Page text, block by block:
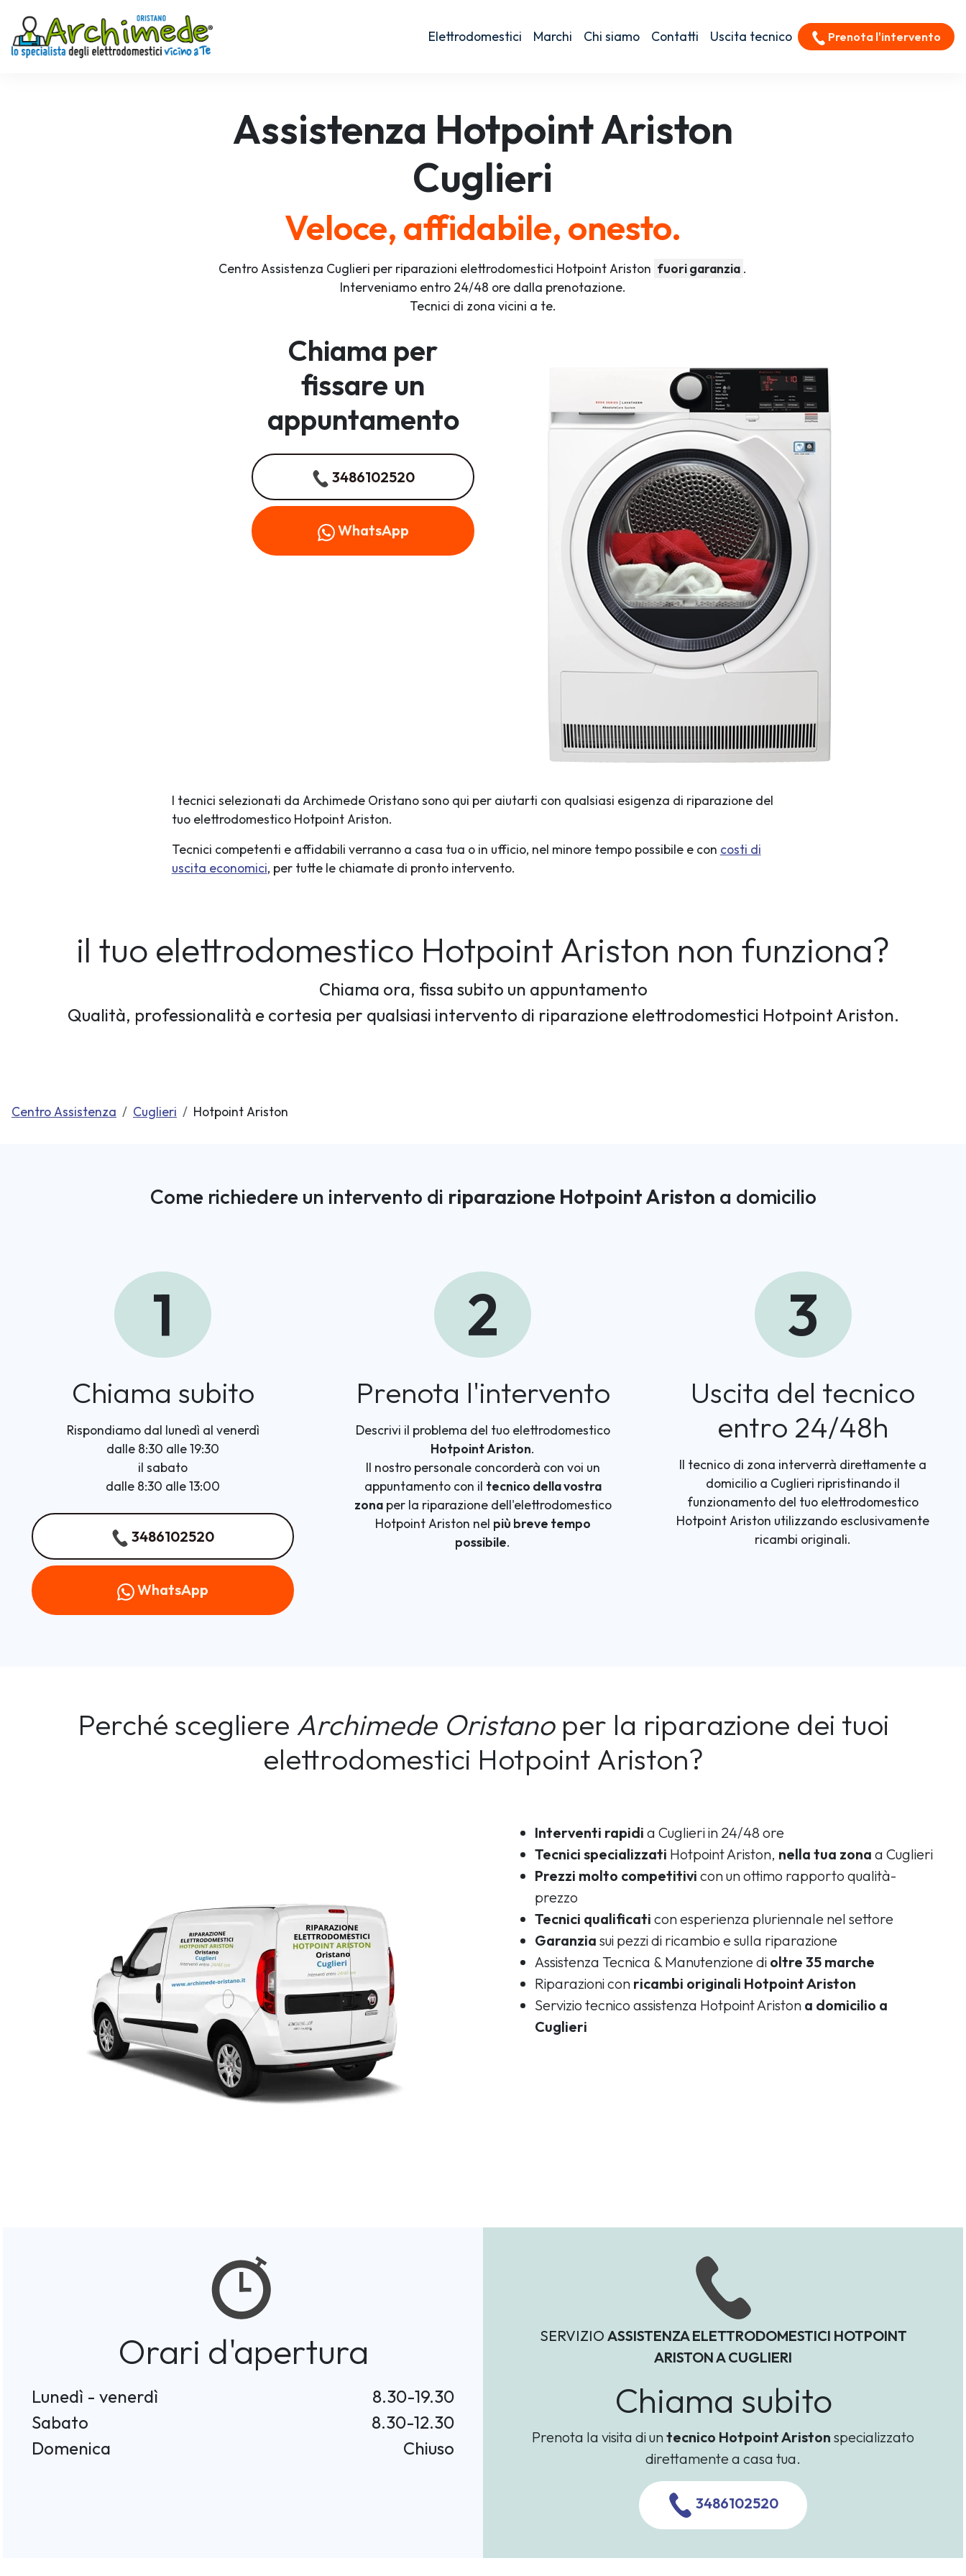
Elettrodomestici Marchi Chi siamo Contatti Uscita tecnico Prenota l'intervento
Assistenza Hotpoint Ariston
Cuglieri
Veloce, affidabile, onesto.
Centro Assistenza Cuglieri per riparazioni elettrodomestici Hotpoint Ariston fuori garanzia .
Interveniamo entro 24/48 ore dalla prenotazione.
Tecnici di zona vicini a te.
Chiama per
fissare un
appuntamento
3486102520
WhatsApp
I tecnici selezionati da Archimede Oristano sono qui per aiutarti con qualsiasi esigenza di riparazione del
tuo elettrodomestico Hotpoint Ariston.
Tecnici competenti e affidabili verranno a casa tua o in ufficio, nel minore tempo possibile e con costi di
uscita economici, per tutte le chiamate di pronto intervento.
il tuo elettrodomestico Hotpoint Ariston non funziona?
Chiama ora, fissa subito un appuntamento
Qualità, professionalità e cortesia per qualsiasi intervento di riparazione elettrodomestici Hotpoint Ariston.
Centro Assistenza Cuglieri Hotpoint Ariston
Come richiedere un intervento di riparazione Hotpoint Ariston a domicilio
1
Chiama subito
Rispondiamo dal lunedì al venerdì
dalle 8:30 alle 19:30
il sabato
dalle 8:30 alle 13:00
3486102520
WhatsApp
2
Prenota l'intervento
Descrivi il problema del tuo elettrodomestico
Hotpoint Ariston.
Il nostro personale concorderà con voi un
appuntamento con il tecnico della vostra
zonaper la riparazione dell'elettrodomestico
Hotpoint Ariston nel più breve tempo
possibile.
3
Uscita del tecnico
entro 24/48h
Il tecnico di zona interverrà direttamente a
domicilio a Cuglieri ripristinando il
funzionamento del tuo elettrodomestico
Hotpoint Ariston utilizzando esclusivamente
ricambi originali.
Perché scegliere Archimede Oristanoper la riparazione dei tuoi
elettrodomestici Hotpoint Ariston?
Interventi rapidi a Cuglieri in 24/48 ore
Tecnici specializzati Hotpoint Ariston, nella tua zona a Cuglieri
Prezzi molto competitivi con un ottimo rapporto qualità-
prezzo
Tecnici qualificati con esperienza pluriennale nel settore
Garanzia sui pezzi di ricambio e sulla riparazione
Assistenza Tecnica & Manutenzione di oltre 35 marche
Riparazioni con ricambi originali Hotpoint Ariston
Servizio tecnico assistenza Hotpoint Ariston a domicilio a
Cuglieri
Orari d'apertura
Lunedì - venerdì
8.30-19.30
Sabato
8.30-12.30
Domenica
Chiuso
SERVIZIO ASSISTENZA ELETTRODOMESTICI HOTPOINT
ARISTON A CUGLIERI
Chiama subito
Prenota la visita di untecnico Hotpoint Ariston specializzato
direttamente a casa tua.
3486102520